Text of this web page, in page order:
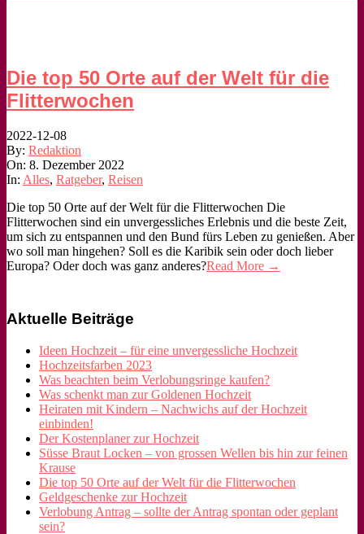
Die top 50 Orte auf der Welt für die
Flitterwochen
2022-12-08
By: Redaktion
On: 8. Dezember 2022
In: Alles, Ratgeber, Reisen
Die top 50 Orte auf der Welt für die Flitterwochen Die
Flitterwochen sind ein unvergessliches Erlebnis und die beste Zeit,
um sich zu entspannen und den Bund fürs Leben zu genießen. Aber
wo soll man hingehen? Soll es die Karibik sein oder doch lieber
Europa? Oder doch was ganz anderes?Read More →
Aktuelle Beiträge
Ideen Hochzeit – für eine unvergessliche Hochzeit
Hochzeitsfarben 2023
Was beachten beim Verlobungsringe kaufen?
Was schenkt man zur Goldenen Hochzeit
Heiraten mit Kindern – Nachwichs auf der Hochzeit
einbinden!
Der Kostenplaner zur Hochzeit
Süsse Braut Locken – von grossen Wellen bis hin zur feinen
Krause
Die top 50 Orte auf der Welt für die Flitterwochen
Geldgeschenke zur Hochzeit
Verlobung Antrag – sollte der Antrag spontan oder geplant
sein?